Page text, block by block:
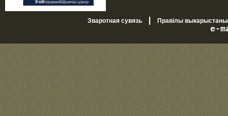
Зваротная сувязь| Правілы
e-